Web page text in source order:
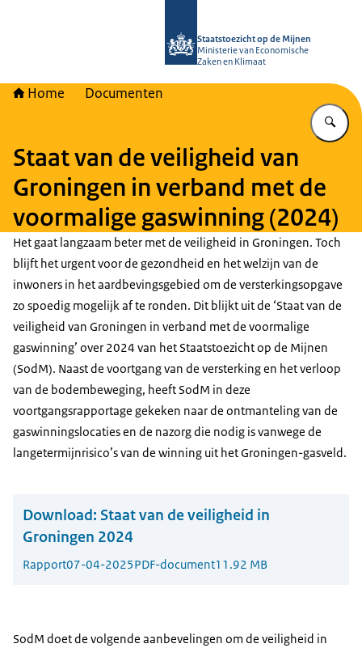
Staatstoezicht op de Mijnen
Ministerie van Economische
Zaken en Klimaat
Home Documenten
Staat van de veiligheid van
Groningen in verband met de
voormalige gaswinning (2024)
Het gaat langzaam beter met de veiligheid in Groningen. Toch
blijft het urgent voor de gezondheid en het welzijn van de
inwoners in het aardbevingsgebied om de versterkingsopgave
zo spoedig mogelijk af te ronden. Dit blijkt uit de ‘Staat van de
veiligheid van Groningen in verband met de voormalige
gaswinning’ over 2024 van het Staatstoezicht op de Mijnen
(SodM). Naast de voortgang van de versterking en het verloop
van de bodembeweging, heeft SodM in deze
voortgangsrapportage gekeken naar de ontmanteling van de
gaswinningslocaties en de nazorg die nodig is vanwege de
langetermijnrisico’s van de winning uit het Groningen-gasveld.
Download: Staat van de veiligheid in
Groningen 2024
Rapport07-04-2025PDF-document11.92 MB
SodM doet de volgende aanbevelingen om de veiligheid in